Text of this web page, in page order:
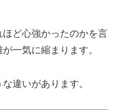
ど心強かったのかを言
一気に縮まります。
違いがあります。